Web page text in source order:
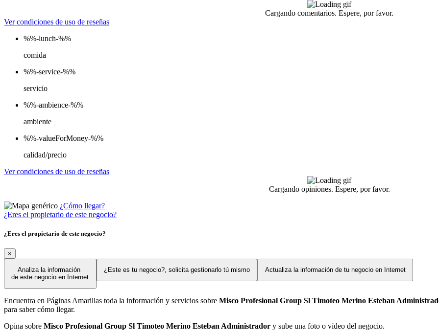
Cargando comentarios. Espere, por favor.
Ver condiciones de uso de reseñas
%%-lunch-%%
comida
%%-service-%%
servicio
%%-ambience-%%
ambiente
%%-valueForMoney-%%
calidad/precio
Ver condiciones de uso de reseñas
Cargando opiniones. Espere, por favor.
¿Cómo llegar?
¿Eres el propietario de este negocio?
¿Eres el propietario de este negocio?
×
Analiza la información
de este negocio en Internet
¿Este es tu negocio?, solicita gestionarlo tú mismo Actualiza la información de tu negocio en Internet
Encuentra en Páginas Amarillas toda la información y servicios sobre Misco Profesional Group Sl Timoteo Merino Esteban
para saber cómo llegar.
Opina sobre Misco Profesional Group Sl Timoteo Merino Esteban Administrador y sube una foto o vídeo del negocio.